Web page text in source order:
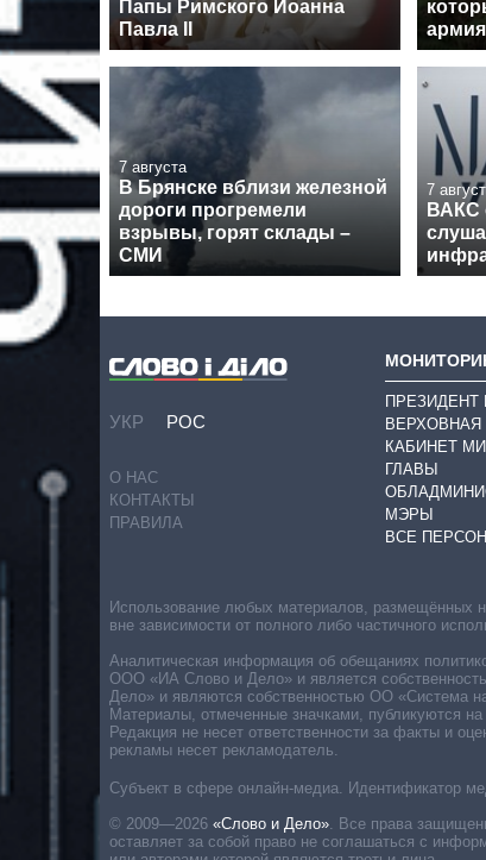
Папы Римского Иоанна
Павла II
7 августа
В Брянске вблизи железной
дороги прогремели
взрывы, горят склады –
СМИ
7
ВАКС
УКР РОС
О НАС
КОНТАКТЫ
ПРАВИЛА
ПРЕЗИДЕНТ
ВЕРХОВНАЯ
КАБИНЕТ
ГЛАВЫ
МЭРЫ
ВСЕ
Субъект в сфере онлайн-медиа. Идентификатор
© 2009—2026 «Слово и Дело». Все права
оставляет за собой право не соглашаться с
Использование любых материалов, размещённых
вне зависимости от полного либо частичного
Аналитическая информация об обещаниях
ООО «ИА Слово и Дело» и является
Дело» и являются собственностью ОО «Система
Материалы, отмеченные значками, публикуются
Редакция не несет ответственности за факты и
рекламы несет рекламодатель.